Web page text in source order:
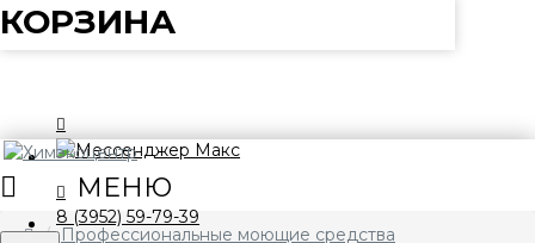
КОРЗИНА
8 (3952) 59-79-39
Профессиональные моющие средства